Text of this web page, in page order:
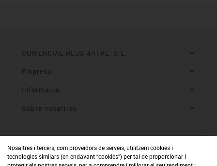
COMERCIAL REUS 4ATRE, S.L.
Empresa
Informació
Sobre nosaltres
Nosaltres i tercers, com proveïdors de serveis, utilitzem cookies i
tecnologies similars (en endavant “cookies”) per tal de proporcionar i